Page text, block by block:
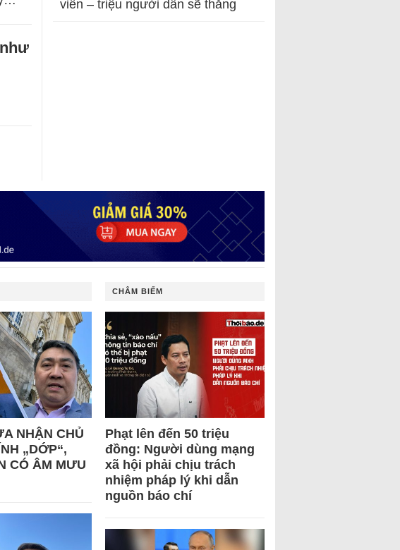
viên – triệu người dân sẽ thắng
NHẬN CHỦ
„DỚP“,
CÓ ÂM MƯU
CHÂM BIẾM
Phạt lên đến 50 triệu
đồng: Người dùng mạng
xã hội phải chịu trách
nhiệm pháp lý khi dẫn
nguồn báo chí